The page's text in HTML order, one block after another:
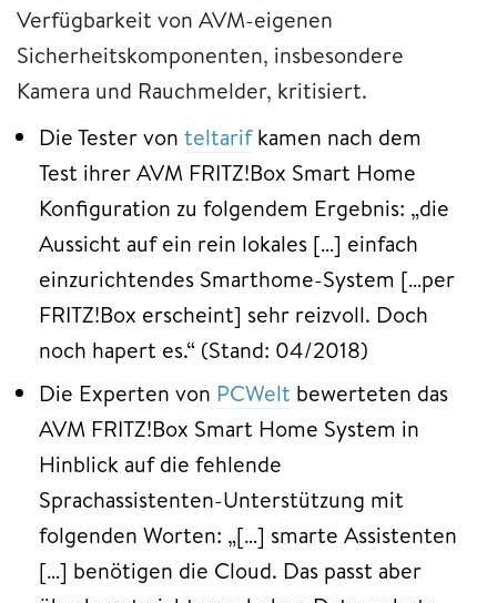
Verfügbarkeit von AVM-eigenen
Sicherheitskomponenten, insbesondere
Kamera und Rauchmelder, kritisiert.
Die Tester von teltarifkamen nach dem
Test ihrer AVM FRITZ!Box Smart Home
Konfiguration zu folgendem Ergebnis: „die
Aussicht auf ein rein lokales […] einfach
einzurichtendes Smarthome-System […per
FRITZ!Box erscheint] sehr reizvoll. Doch
noch hapert es.“ (Stand: 04/2018)
Die Experten von PCWelt bewerteten das
AVM FRITZ!Box Smart Home System in
Hinblick auf die fehlende
Sprachassistenten-Unterstützung mit
folgenden Worten: „[…] smarte Assistenten
[…] benötigen die Cloud. Das passt aber